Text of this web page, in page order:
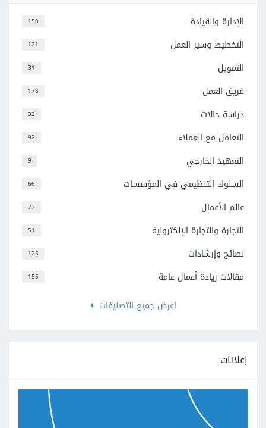
150 الإدارة والقيادة
121 التخطيط وسير العمل
31 التمويل
178 فريق العمل
33 دراسة حالات
92 التعامل مع العملاء
9 التعهيد الخارجي
66 السلوك التنظيمي في المؤسسات
77 عالم الأعمال
51 التجارة والتجارة الإلكترونية
125 نصائح وإرشادات
155
مقالات ريادة أعمال عامة
اعرض جميع التصنيفات
إعلانات